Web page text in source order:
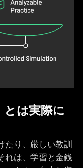
とは実際に
たり、厳しい教訓
れは、学習と金銭